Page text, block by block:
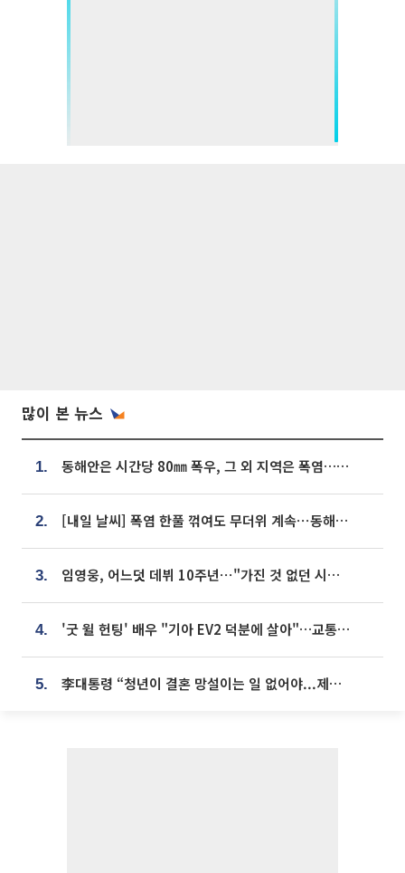
많이 본 뉴스
1. 동해안은 시간당 80㎜ 폭우, 그 외 지역은 폭염…‘극과 극 날씨’
2. [내일 날씨] 폭염 한풀 꺾여도 무더위 계속⋯동해안 이틀 연속 비
3. 임영웅, 어느덧 데뷔 10주년⋯"가진 것 없던 시절, 내 앞엔 20명의 팬뿐"
4. '굿 윌 헌팅' 배우 "기아 EV2 덕분에 살아"…교통사고 후 안전성 극찬
5. 李대통령 “청년이 결혼 망설이는 일 없어야...제도상 불이익 조사”